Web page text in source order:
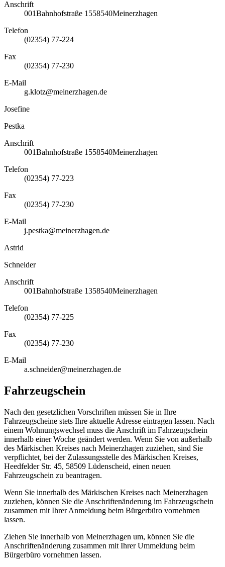
Anschrift
001Bahnhofstraße 1558540Meinerzhagen
Telefon
(02354) 77-224
Fax
(02354) 77-230
E-Mail
g.klotz@meinerzhagen.de
Josefine
Pestka
Anschrift
001Bahnhofstraße 1558540Meinerzhagen
Telefon
(02354) 77-223
Fax
(02354) 77-230
E-Mail
j.pestka@meinerzhagen.de
Astrid
Schneider
Anschrift
001Bahnhofstraße 1358540Meinerzhagen
Telefon
(02354) 77-225
Fax
(02354) 77-230
E-Mail
a.schneider@meinerzhagen.de
Fahrzeugschein
Nach den gesetzlichen Vorschriften müssen Sie in Ihre
Fahrzeugscheine stets Ihre aktuelle Adresse eintragen lassen. Nach
einem Wohnungswechsel muss die Anschrift im Fahrzeugschein
innerhalb einer Woche geändert werden. Wenn Sie von außerhalb
des Märkischen Kreises nach Meinerzhagen zuziehen, sind Sie
verpflichtet, bei der Zulassungsstelle des Märkischen Kreises,
Heedfelder Str. 45, 58509 Lüdenscheid, einen neuen
Fahrzeugschein zu beantragen.
Wenn Sie innerhalb des Märkischen Kreises nach Meinerzhagen
zuziehen, können Sie die Anschriftenänderung im Fahrzeugschein
zusammen mit Ihrer Anmeldung beim Bürgerbüro vornehmen
lassen.
Ziehen Sie innerhalb von Meinerzhagen um, können Sie die
Anschriftenänderung zusammen mit Ihrer Ummeldung beim
Bürgerbüro vornehmen lassen.